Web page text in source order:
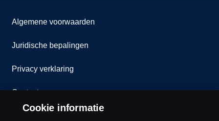
Algemene voorwaarden
Juridische bepalingen
Privacy verklaring
Contact
Cookie informatie